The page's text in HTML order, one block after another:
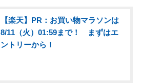
【楽天】PR：お買い物マラソンは
8/11（火）01:59まで！ まずはエ
ントリーから！